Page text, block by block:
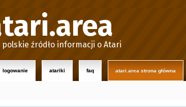
polskie źródło informacji o Atari
logowanie atariki faq atari.area strona główna